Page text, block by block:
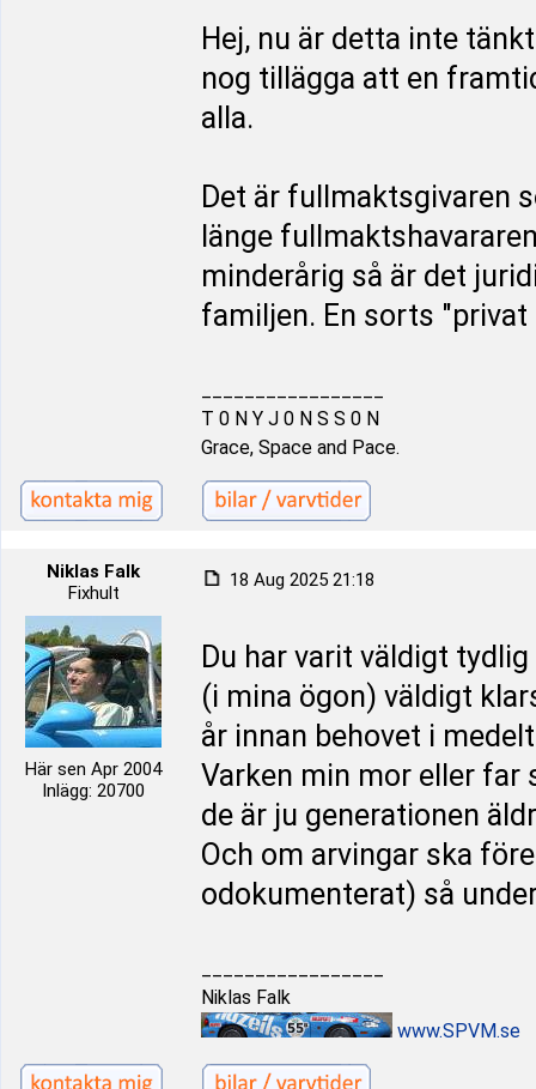
Hej, nu är detta inte
nog tillägga att en
alla.
Det är fullmaktsgivaren
länge
minderårig så är det
familjen. En sorts "privat
T 0 N Y J 0 N S S 0 N
Grace, Space and Pace.
Niklas Falk
Fixhult
Här sen Apr 2004
Inlägg: 20700
18 Aug 2025 21:18
Du har varit väldigt
(i mina ögon) väldigt
år innan behovet i
Varken min mor eller far
de är ju generationen
Och om arvingar ska
odokumenterat) så
Niklas Falk
www.SPVM.se